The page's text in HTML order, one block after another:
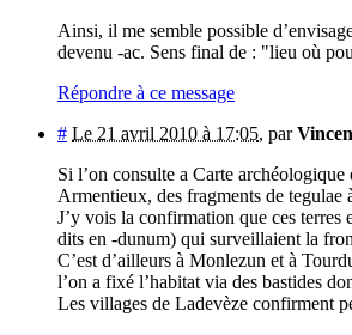
Ainsi, il me semble possible
devenu -ac. Sens final de : "lieu où
Répondre à ce message
# Le 21 avril 2010 à 17:05, par
Si l’on consulte a Carte
Armentieux, des fragments de tegulae
J’y vois la confirmation que ces terres
dits en -dunum) qui surveillaient la
C’est d’ailleurs à Monlezun et à
l’on a fixé l’habitat via des bastides
Les villages de Ladevèze confirment